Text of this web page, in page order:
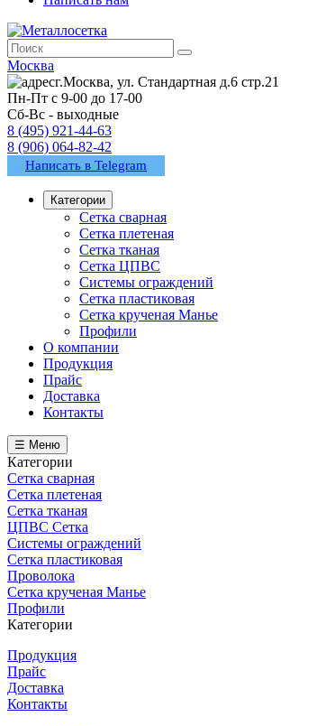
Москва
г.Москва, ул. Стандартная д.6 стр.21
Пн-Пт с 9-00 до 17-00
Сб-Вс - выходные
8 (495) 921-44-63
8 (906) 064-82-42
Написать в Telegram
Категории
Сетка сварная
Сетка плетеная
Сетка тканая
Сетка ЦПВС
Системы ограждений
Сетка пластиковая
Сетка крученая Манье
Профили
О компании
Продукция
Прайс
Доставка
Контакты
☰ Меню
Категории
Сетка сварная
Сетка плетеная
Сетка тканая
ЦПВС Сетка
Системы ограждений
Сетка пластиковая
Проволока
Сетка крученая Манье
Профили
Категории
Продукция
Прайс
Доставка
Контакты